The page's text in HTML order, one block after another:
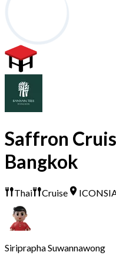
Saffron
Bangkok
Thai Cruise
Siriprapha Suwannawong